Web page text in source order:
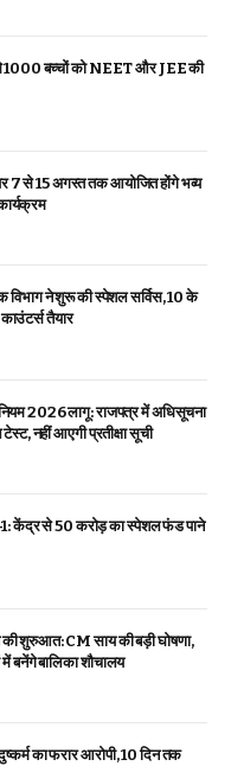
से 1000 बच्चों को NEET और JEE की
पर 7 से 15 अगस्त तक आयोजित होंगे भव्य
विभाग ने शुरू की स्पेशल सर्विस, ₹10 के
तैयार
2026 लागू: राजपत्र में अधिसूचना
नहीं आएगी प्रतीक्षा सूची
केंद्र से ₹50 करोड़ का स्पेशल फंड पाने
की शुरुआत: CM साय की बड़ी घोषणा,
बनेंगे बालिका शौचालय
का फरार आरोपी, 10 दिन तक